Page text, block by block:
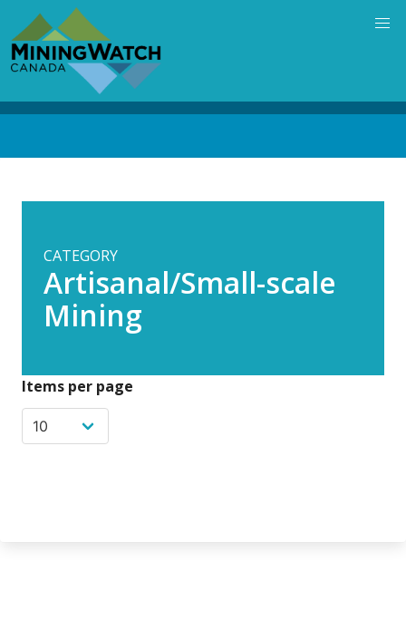
main
content
CATEGORY
Artisanal/Small-scale
Mining
Items per page